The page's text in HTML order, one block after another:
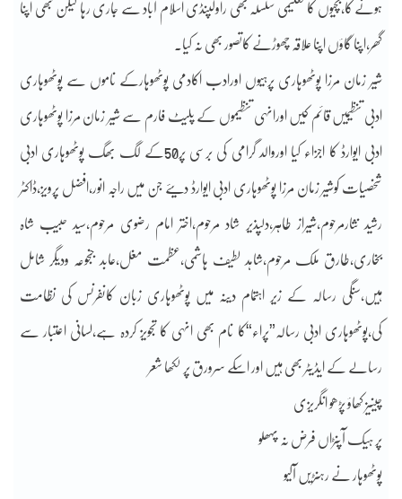
ہونے کا،بچیوں کا تعلیمی سلسلہ بھی راولپنڈی اسلام آباد سے جاری رہا لیکن کبھی اپنا
گھر،اپنا گاؤں اپنا علاقہ چھوڑنے کاتصور بھی نہ کیا۔
شیر زمان مرزا پوٹھوہاری پرہیوں اورادب اکادمی پوٹھوہارکے ناموں سے پوٹھوہاری
ادبی تنظیمیں قائم کیں اورانہی تنظیموں کے پلیٹ فارم سے شیر زمان مرزا پوٹھوہاری
ادبی ایوارڈ کا اجزاء کیا اوروالد گرامی کی برسی پر50کے لگ بھگ پوٹھوہاری ادبی
شخصیات کوشیر زمان مرزا پوٹھوہاری ادبی ایوارڈ دیئے جن میں راجہ انور،افضل پرویز،ڈاکٹر
رشید نثارمرحوم،شیراز طاہر،دلپذیر شاد مرحوم،اختر امام رضوی مرحوم،سید حبیب شاہ
بخاری،طارق ملک مرحوم،شاہد لطیف ہاشمی،عظمت مغل،عابد جنجوعہ ودیگر شامل
ہیں،سنگی رسالہ کے زیر اہتمام دینہ میں پوٹھوہاری زبان کانفرنس کی نظامت
کی،پوٹھوہاری ادبی رسالہ”پراء“کا نام بھی انہی کا تجویز کردہ ہے،لسانی اعتبار سے
رسالے کے ایڈیٹر بھی ہیں اور اسکے سرورق پر لکھا شعر
چینیز کھاؤ پڑھو انگریزی
پر ہیک آپنڑاں فرض نہ پہھلو
پوٹھوہار نے رہنڑیں آلیو